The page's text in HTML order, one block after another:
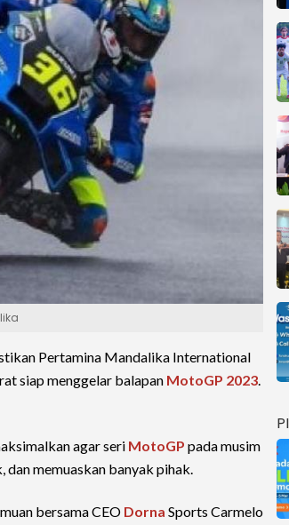
Pertamina Mandalika International
siap menggelar balapan MotoGP 2023.
agar seri MotoGP pada musim
dan memuaskan banyak pihak.
bersama CEO Dorna Sports Carmelo